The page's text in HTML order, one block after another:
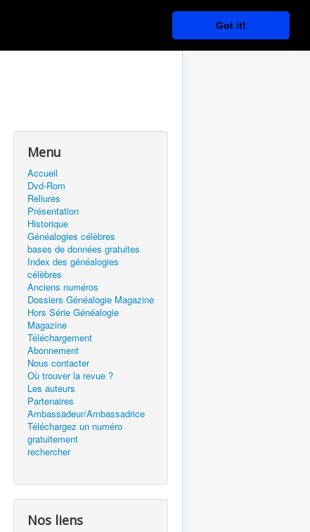
Got it!
Menu
Accueil
Dvd-Rom
Reliures
Présentation
Historique
Généalogies célèbres
bases de données gratuites
Index des généalogies
célèbres
Anciens numéros
Dossiers Généalogie Magazine
Hors Série Généalogie
Magazine
Téléchargement
Abonnement
Nous contacter
Où trouver la revue ?
Les auteurs
Partenaires
Ambassadeur/Ambassadrice
Téléchargez un numéro
gratuitement
rechercher
Nos liens